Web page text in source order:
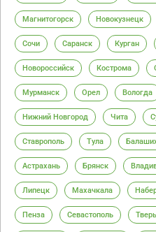
Магнитогорск Новокузнецк
Сочи Саранск Курган
Новороссийск Кострома
Мурманск Орел Вологда
Нижний Новгород Чита
Ставрополь Тула
Астрахань Брянск
Липецк Махачкала
Пенза Севастополь Тверь